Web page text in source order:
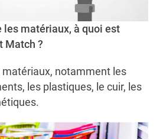
les matériaux, à quoi est
Match ?
matériaux, notamment les
les plastiques, le cuir, les